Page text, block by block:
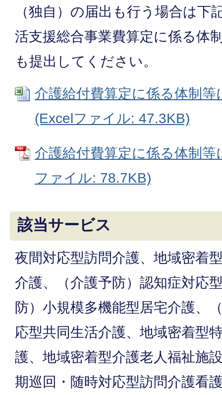
（独自）の届出も行う場合は下
活支援総合事業費算定に係る体
も提出してください。
介護給付費算定に係る体制等
(Excelファイル: 47.3KB)
介護給付費算定に係る体制
ファイル: 78.7KB)
該当サービス
夜間対応型訪問介護、地域密着
介護、（介護予防）認知症対応
防）小規模多機能型居宅介護、
応型共同生活介護、地域密着型
護、地域密着型介護老人福祉施
期巡回・随時対応型訪問介護看